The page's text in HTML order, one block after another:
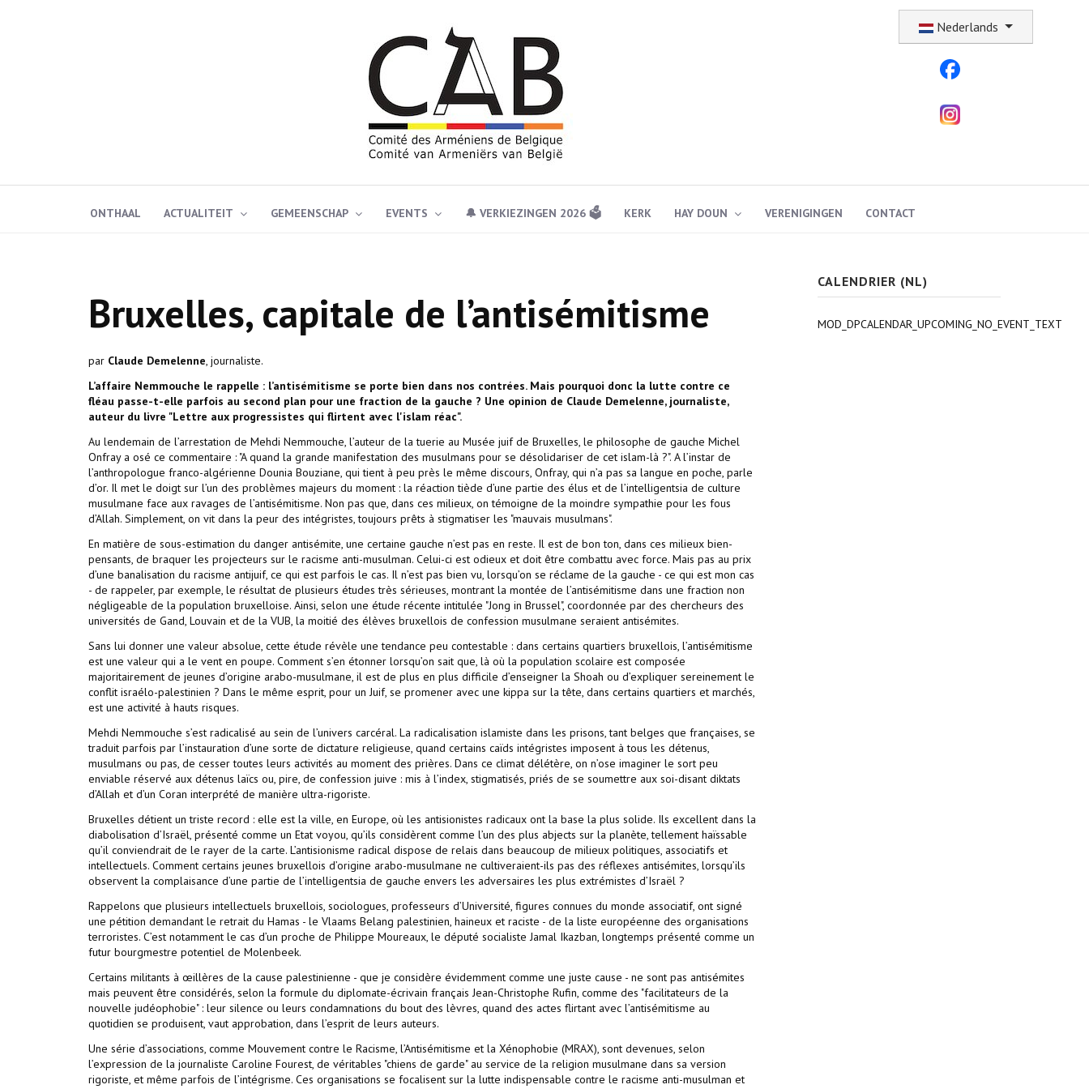
Nederlands
ONTHAAL ACTUALITEIT GEMEENSCHAP EVENTS 🔔 VERKIEZINGEN 2026 🗳️ KERK HAY DOUN VERENIGINGEN CONTACT
Bruxelles, capitale de l’antisémitisme
par Claude Demelenne, journaliste.
L’affaire Nemmouche le rappelle : l’antisémitisme se porte bien dans nos contrées. Mais pourquoi donc la lutte contre ce
fléau passe-t-elle parfois au second plan pour une fraction de la gauche ? Une opinion de Claude Demelenne, journaliste,
auteur du livre "Lettre aux progressistes qui flirtent avec l'islam réac".
Au lendemain de l’arrestation de Mehdi Nemmouche, l’auteur de la tuerie au Musée juif de Bruxelles, le philosophe de gauche Michel
Onfray a osé ce commentaire : "A quand la grande manifestation des musulmans pour se désolidariser de cet islam-là ?". A l’instar de
l’anthropologue franco-algérienne Dounia Bouziane, qui tient à peu près le même discours, Onfray, qui n’a pas sa langue en poche, parle
d’or. Il met le doigt sur l’un des problèmes majeurs du moment : la réaction tiède d’une partie des élus et de l’intelligentsia de culture
musulmane face aux ravages de l’antisémitisme. Non pas que, dans ces milieux, on témoigne de la moindre sympathie pour les fous
d’Allah. Simplement, on vit dans la peur des intégristes, toujours prêts à stigmatiser les "mauvais musulmans".
En matière de sous-estimation du danger antisémite, une certaine gauche n’est pas en reste. Il est de bon ton, dans ces milieux bien-
pensants, de braquer les projecteurs sur le racisme anti-musulman. Celui-ci est odieux et doit être combattu avec force. Mais pas au prix
d’une banalisation du racisme antijuif, ce qui est parfois le cas. Il n’est pas bien vu, lorsqu’on se réclame de la gauche - ce qui est mon cas
- de rappeler, par exemple, le résultat de plusieurs études très sérieuses, montrant la montée de l’antisémitisme dans une fraction non
négligeable de la population bruxelloise. Ainsi, selon une étude récente intitulée "Jong in Brussel", coordonnée par des chercheurs des
universités de Gand, Louvain et de la VUB, la moitié des élèves bruxellois de confession musulmane seraient antisémites.
Sans lui donner une valeur absolue, cette étude révèle une tendance peu contestable : dans certains quartiers bruxellois, l’antisémitisme
est une valeur qui a le vent en poupe. Comment s’en étonner lorsqu’on sait que, là où la population scolaire est composée
majoritairement de jeunes d’origine arabo-musulmane, il est de plus en plus difficile d’enseigner la Shoah ou d’expliquer sereinement le
conflit israélo-palestinien ? Dans le même esprit, pour un Juif, se promener avec une kippa sur la tête, dans certains quartiers et marchés,
est une activité à hauts risques.
Mehdi Nemmouche s’est radicalisé au sein de l’univers carcéral. La radicalisation islamiste dans les prisons, tant belges que françaises, se
traduit parfois par l’instauration d’une sorte de dictature religieuse, quand certains caïds intégristes imposent à tous les détenus,
musulmans ou pas, de cesser toutes leurs activités au moment des prières. Dans ce climat délétère, on n’ose imaginer le sort peu
enviable réservé aux détenus laïcs ou, pire, de confession juive : mis à l’index, stigmatisés, priés de se soumettre aux soi-disant diktats
d’Allah et d’un Coran interprété de manière ultra-rigoriste.
Bruxelles détient un triste record : elle est la ville, en Europe, où les antisionistes radicaux ont la base la plus solide. Ils excellent dans la
diabolisation d’Israël, présenté comme un Etat voyou, qu’ils considèrent comme l’un des plus abjects sur la planète, tellement haïssable
qu’il conviendrait de le rayer de la carte. L’antisionisme radical dispose de relais dans beaucoup de milieux politiques, associatifs et
intellectuels. Comment certains jeunes bruxellois d’origine arabo-musulmane ne cultiveraient-ils pas des réflexes antisémites, lorsqu’ils
observent la complaisance d’une partie de l’intelligentsia de gauche envers les adversaires les plus extrémistes d’Israël ?
Rappelons que plusieurs intellectuels bruxellois, sociologues, professeurs d’Université, figures connues du monde associatif, ont signé
une pétition demandant le retrait du Hamas - le Vlaams Belang palestinien, haineux et raciste - de la liste européenne des organisations
terroristes. C’est notamment le cas d’un proche de Philippe Moureaux, le député socialiste Jamal Ikazban, longtemps présenté comme un
futur bourgmestre potentiel de Molenbeek.
Certains militants à œillères de la cause palestinienne - que je considère évidemment comme une juste cause - ne sont pas antisémites
mais peuvent être considérés, selon la formule du diplomate-écrivain français Jean-Christophe Rufin, comme des "facilitateurs de la
nouvelle judéophobie" : leur silence ou leurs condamnations du bout des lèvres, quand des actes flirtant avec l’antisémitisme au
quotidien se produisent, vaut approbation, dans l’esprit de leurs auteurs.
Une série d’associations, comme Mouvement contre le Racisme, l’Antisémitisme et la Xénophobie (MRAX), sont devenues, selon
l’expression de la journaliste Caroline Fourest, de véritables "chiens de garde" au service de la religion musulmane dans sa version
rigoriste, et même parfois de l’intégrisme. Ces organisations se focalisent sur la lutte indispensable contre le racisme anti-musulman et
CALENDRIER (NL)
MOD_DPCALENDAR_UPCOMING_NO_EVENT_TEXT